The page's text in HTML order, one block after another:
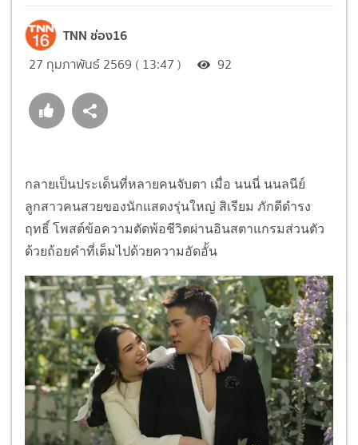
TNN ช่อง16
27 กุมภาพันธ์ 2569 ( 13:47 ) 92
กลายเป็นประเด็นที่หลายคนจับตา เมื่อ นนนี่ นนลนีย์
ลูกสาวคนสวยของนักแสดงรุ่นใหญ่ สิเรียม ภักดีดำรง
ฤทธิ์ โพสต์ข้อความตัดพ้อชีวิตผ่านอินสตาแกรมส่วนตัว
ด้วยถ้อยคำที่เต็มไปด้วยความอัดอั้น